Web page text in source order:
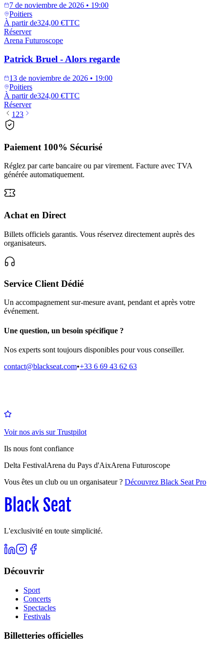
7 de noviembre de 2026 • 19:00
Poitiers
À partir de324,00 €TTC
Réserver
Arena Futuroscope
Patrick Bruel - Alors regarde
13 de noviembre de 2026 • 19:00
Poitiers
À partir de324,00 €TTC
Réserver
1 23
Paiement 100% Sécurisé
Réglez par carte bancaire ou par virement. Facture avec TVA
générée automatiquement.
Achat en Direct
Billets officiels garantis. Vous réservez directement auprès des
organisateurs.
Service Client Dédié
Un accompagnement sur-mesure avant, pendant et après votre
événement.
Une question, un besoin spécifique ?
Nos experts sont toujours disponibles pour vous conseiller.
contact@blackseat.com•+33 6 69 43 62 63
Voir nos avis sur Trustpilot
Ils nous font confiance
Delta FestivalArena du Pays d'AixArena Futuroscope
Vous êtes un club ou un organisateur ? Découvrez Black Seat Pro
L'exclusivité en toute simplicité.
Découvrir
Sport
Concerts
Spectacles
Festivals
Billetteries officielles